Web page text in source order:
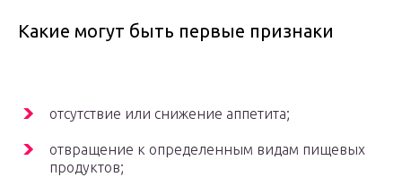
Какие могут быть первые признаки
отсутствие или снижение аппетита;
отвращение к определенным видам пищевых
продуктов;